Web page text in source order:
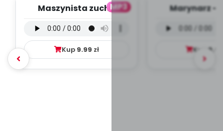
MP3
Maszynista zuch -
mp3)
Kup 9.99 zł
Marynarz -
Kup 9.99